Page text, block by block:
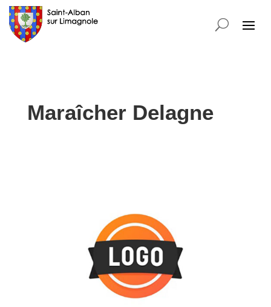
Maraîcher Delagne